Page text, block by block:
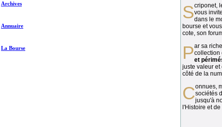
Archives
Annuaire
La Bourse
vous
dans le
bourse et
cote, son
Par sa richesse et sa diversité, lacollection
et
juste valeur et
côté de la
Connues, méconnues, ou inconnues, lessociétés
jusqu'à
l'Histoire et